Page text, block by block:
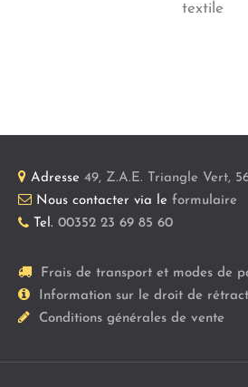
textile
Adresse 49, Z.A.E. Triangle Vert,
Nous contacter via le formulaire
Tel. 00352 23 69 85 60
Frais de transport et modes de
Information sur le droit de
Conditions générales de vente